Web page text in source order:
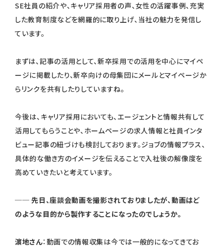
SE社員の紹介や、キャリア採用者の声、女性の活躍事例、充実
した教育制度などを網羅的に取り上げ、当社の魅力を発信し
ています。
まずは、記事の活用として、新卒採用での活用を中心にマイペ
ージに掲載したり、新卒向けの母集団にメールとマイページか
らリンクを共有したりしていますね。
今後は、キャリア採用においても、エージェントと情報共有して
活用してもらうことや、ホームページの求人情報と社員インタ
ビュー記事の紐づけも検討しております。ジョブの情報プラス、
具体的な働き方のイメージを伝えることで入社後の解像度を
高めていきたいと考えています。
── 先日、座談会動画を撮影されておりましたが、動画はど
のような目的から製作することになったのでしょうか。
濵地さん：動画での情報収集は今では一般的になってきてお